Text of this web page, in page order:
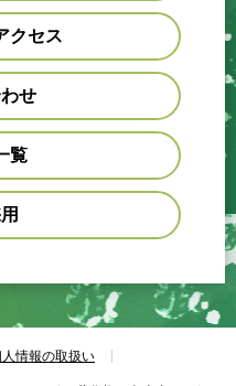
クセス
せ
覧
情報の取扱い